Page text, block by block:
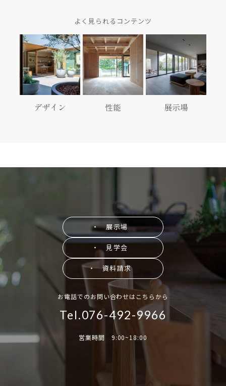
よく見られるコンテンツ
デザイン 性能 展示場
・ 展示場
・ 見学会
・ 資料請求
お電話でのお問い合わせはこちらから
Tel.076-492-9966
営業時間 9:00~18:00